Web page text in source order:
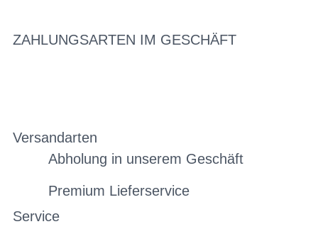
ZAHLUNGSARTEN IM GESCHÄFT
Versandarten
Abholung in unserem Geschäft
Premium Lieferservice
Service